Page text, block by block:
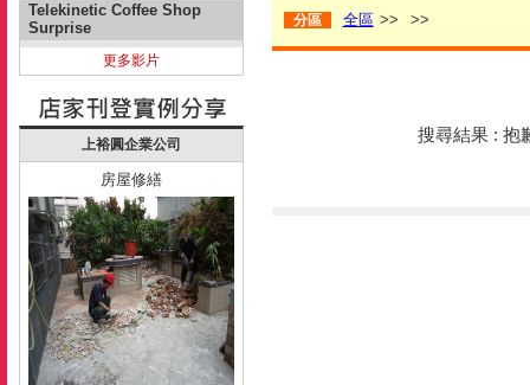
Telekinetic Coffee Shop
Surprise
更多影片
上裕圓企業公司
房屋修繕
分區 全區 >> >>
搜尋結果 : 抱